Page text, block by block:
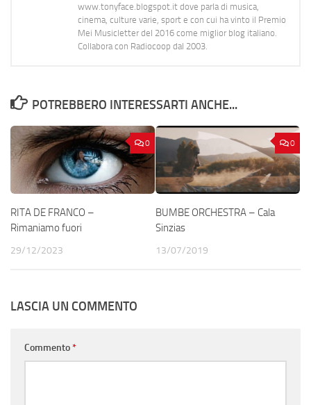
www.tonyface.blogspot.it dove parla di musica,
cinema, culture varie, sport e con cui ha vinto il Premio
Mei Musicletter del 2016 come miglior blog italiano.
Collabora con Radiocoop dal 2003.
POTREBBERO INTERESSARTI ANCHE...
0
RITA DE FRANCO –
Rimaniamo fuori
29/12/2023
0
BUMBE ORCHESTRA – Cala
Sinzias
13/07/2019
LASCIA UN COMMENTO
Commento*